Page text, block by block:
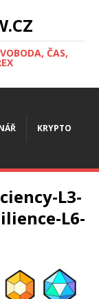
ČAS,
KRYPTO
L3-
L6-